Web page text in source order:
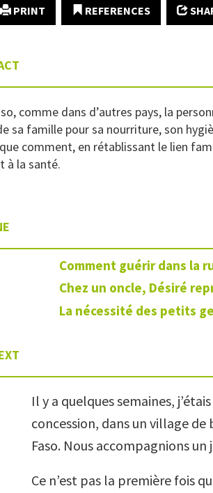
PRINT REFERENCES
comme dans d’autres pays, la
sa famille pour sa nourriture, son
comment, en rétablissant le lien
à la santé.
Comment guérir dans la
Chez un oncle, Désiré
La nécessité des petits
Il y a quelques semaines,
concession, dans un village
Faso. Nous accompagnions un
Ce n’est pas la première fois